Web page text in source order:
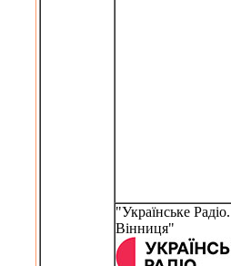
"Українське Радіо.
Вінниця"